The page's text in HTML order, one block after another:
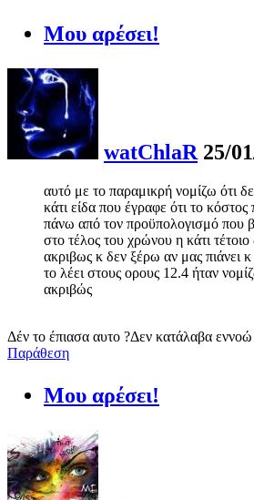
Μου αρέσει!
watChlaR 25/
αυτό με το παραμικρή νομίζω ότι
κάτι είδα που έγραφε ότι το κόστος
πάνω από τον προϋπολογισμό που
στο τέλος του χρώνου η κάτι
ακριβως κ δεν ξέρω αν μας πιάνει
το λέει στους ορους 12.4 ήταν
ακριβώς
Δέν το έπιασα αυτο ?Δεν κατάλαβα
Παράθεση
Μου αρέσει!